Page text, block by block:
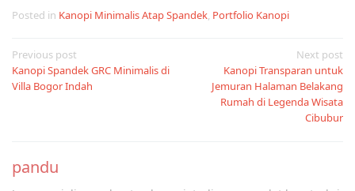
Posted in Kanopi Minimalis Atap Spandek, Portfolio Kanopi
Post
navigation
Previous post
Kanopi Spandek GRC Minimalis di
Villa Bogor Indah
Next post
Kanopi Transparan untuk
Jemuran Halaman Belakang
Rumah di Legenda Wisata
Cibubur
pandu